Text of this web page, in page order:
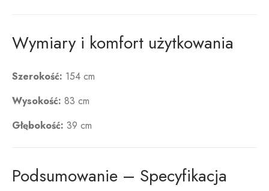
Wymiary i komfort użytkowania
Szerokość: 154 cm
Wysokość: 83 cm
Głębokość: 39 cm
Podsumowanie – Specyfikacja